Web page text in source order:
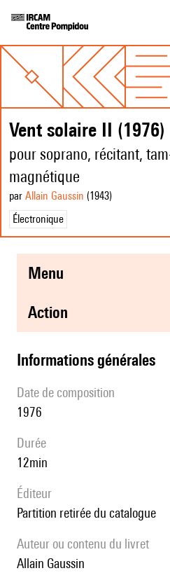
Vent solaire II (1976)
pour soprano, récitant,
magnétique
par Allain Gaussin (1943)
Électronique
menu
action
informations générales
date de composition
1976
durée
12min
éditeur
partition retirée du catalogue
Auteur ou contenu du livret
Allain Gaussin